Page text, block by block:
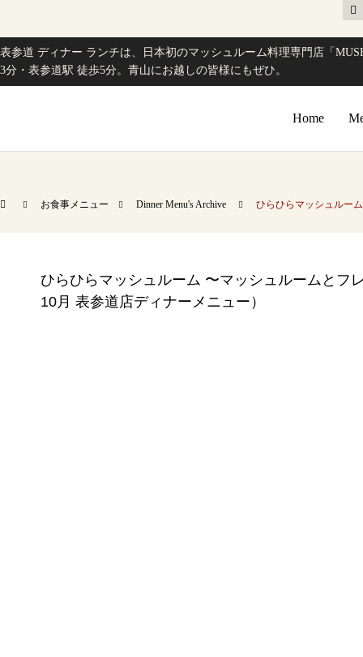
表参道 ディナー ランチは、日本初のマッシュルーム料理専門店「
3分・表参道駅 徒歩5分。青山にお越しの皆様にもぜひ。
Home
お食事メニュー Dinner Menu's Archive ひらひらマッシュルー
ひらひらマッシュルーム 〜マッシュルームとフ
10月 表参道店ディナーメニュー）